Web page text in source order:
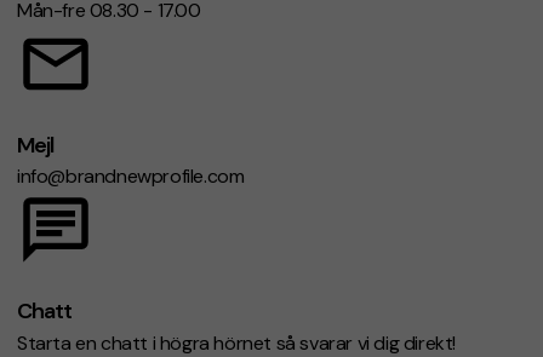
Mån-fre 08.30 - 17.00
Mejl
info@brandnewprofile.com
Chatt
Starta en chatt i högra hörnet så svarar vi dig direkt!